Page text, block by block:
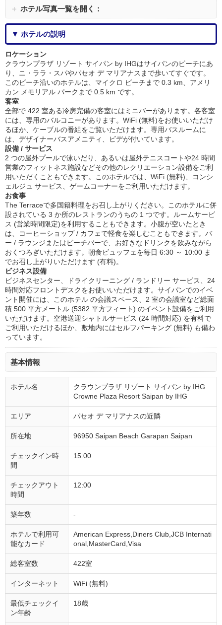
＋ ホテル写真一覧を開く：
▼ ホテルの説明
ロケーション
クラウンプラザ リゾート サイパン by IHGはサイパンのビーチにあ
り、ニ・ララ・スパやパセオ デ マリアナスまで歩いてすぐです。
このビーチ沿いのホテルは、マイクロ ビーチまで 0.3 km、アメリ
カン メモリアル パークまで 0.5 km です。
客室
全部で 422 室ある冷房完備の客室にはミニバーがあります。各客室
には、専用のバルコニーがあります。WiFi (無料)をお使いいただけ
るほか、ケーブルの番組をご覧いただけます。専用バスルームに
は、デザイナーバスアメニティ、ビデが付いています。
設備 / サービス
2 つの屋外プールで泳いだり、あるいは屋外テニスコートや24 時間
営業のフィットネス施設などその他のレクリエーション設備をご利
用いただくこともできます。このホテルでは、WiFi (無料)、コンシ
ェルジュ サービス、ゲームコーナーをご利用いただけます。
お食事
The Terraceで多国籍料理をお召し上がりください。このホテルに併
設されている 3 か所のレストランのうちの 1 つです。ルームサービ
ス (営業時間限定)を利用することもできます。小腹が空いたとき
は、コーヒーショップ / カフェで軽食を楽しむこともできます。バ
ー / ラウンジまたはビーチバーで、お好きなドリンクを飲みながら
おくつろぎいただけます。朝食ビュッフェを毎日 6:30 ～ 10:00 ま
でお召し上がりいただけます (有料)。
ビジネス設備
ビジネスセンター、ドライクリーニング / ランドリー サービス、24
時間対応フロントデスクをお使いいただけます。サイパンでのイベ
ント開催には、このホテル の会議スペース、2 室の会議室など総面
積 500 平方メートル (5382 平方フィート) のイベント設備をご利用
いただけます。空港送迎シャトルサービス (24 時間対応) を有料で
ご利用いただけるほか、敷地内にはセルフパーキング (無料) も備わ
っています。
基本情報
ホテル名
クラウンプラザ リゾート サイパン by IHG
Crowne Plaza Resort Saipan by IHG
エリア パセオ デ マリアナスの近隣
所在地 96950 Saipan Beach Garapan Saipan
チェックイン時
間
15:00
チェックアウト
時間
12:00
築年数 -
ホテルで利用可
能なカード
American Express,Diners Club,JCB Internati
onal,MasterCard,Visa
総客室数 422室
インターネット WiFi (無料)
最低チェックイ
ン年齢
18歳